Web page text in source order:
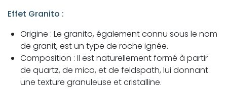
Effet Granito :
Origine : Le granito, également connu sous le nom
de granit, est un type de roche ignée.
Composition : Il est naturellement formé à partir
de quartz, de mica, et de feldspath, lui donnant
une texture granuleuse et cristalline.